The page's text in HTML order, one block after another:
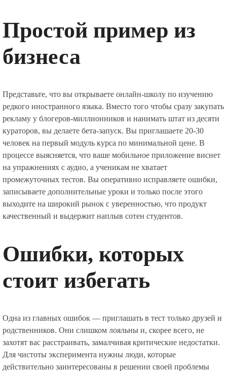
Простой пример из
бизнеса
Представьте, что вы открываете онлайн-школу по изучению
редкого иностранного языка. Вместо того чтобы сразу закупать
рекламу у блогеров-миллионников и нанимать штат из десяти
кураторов, вы делаете бета-запуск. Вы приглашаете 20-30
человек на первый модуль курса по минимальной цене. В
процессе выясняется, что ваше мобильное приложение виснет
на упражнениях с аудио, а ученикам не хватает
промежуточных тестов. Вы оперативно исправляете ошибки,
записываете дополнительные уроки и только после этого
выходите на широкий рынок с уверенностью, что продукт
качественный и выдержит наплыв сотен студентов.
Ошибки, которых
стоит избегать
Одна из главных ошибок — приглашать в тест только друзей и
родственников. Они слишком лояльны и, скорее всего, не
захотят вас расстраивать, замалчивая критические недостатки.
Для чистоты эксперимента нужны люди, которые
действительно заинтересованы в решении своей проблемы